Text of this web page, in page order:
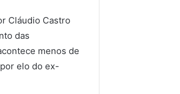
Cláudio Castro
das
menos de
elo do ex-